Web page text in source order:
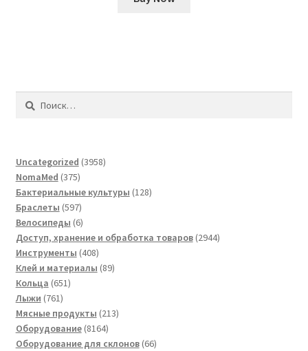
Найти:
Uncategorized 39583958
NomaMed 375375
товаров
Бактериальные культуры 128128
Браслеты 597597
товаров
Велосипеды 66
товаров
Доступ, хранение и обработка товаров 29442944
Инструменты 408408
товаров
Клей и материалы 8989
Кольца 651651
Лыжи 761761
товар
Мясные продукты 213213
Оборудование 81648164
товара
Оборудование для склонов 6666